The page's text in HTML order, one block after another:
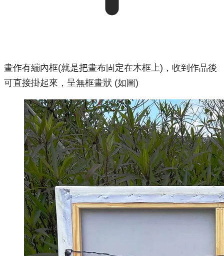
畫作有繃內框(就是把畫布固定在木框上)，收到作品後
可直接掛起來，呈無框畫狀 (如圖)